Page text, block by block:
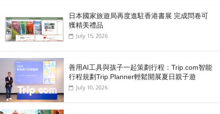
日本國家旅遊局再度進駐香港書展 完成問卷可
獲精美禮品
July 15, 2026
善用AI工具與孩子一起策劃行程：Trip.com智能
行程規劃Trip.Planner輕鬆開展夏日親子遊
July 10, 2026